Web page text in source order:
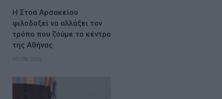
Η Στοά Αρσακείου
φιλοδοξεί να αλλάξει τον
τρόπο που ζούμε το κέντρο
της Αθήνας
05/08/2026